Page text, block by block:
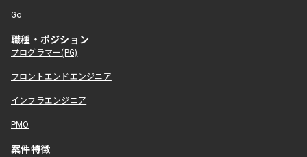
Go
職種・ポジション
プログラマー(PG)
フロントエンドエンジニア
インフラエンジニア
PMO
案件特徴